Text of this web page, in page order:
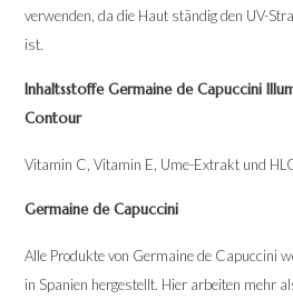
verwenden, da die Haut ständig den UV-
ist.
Inhaltsstoffe Germaine de Capuccini
Contour
Vitamin C, Vitamin E, Ume-Extrakt und
Germaine de Capuccini
Alle Produkte von Germaine de Capuccini
in Spanien hergestellt. Hier arbeiten mehr